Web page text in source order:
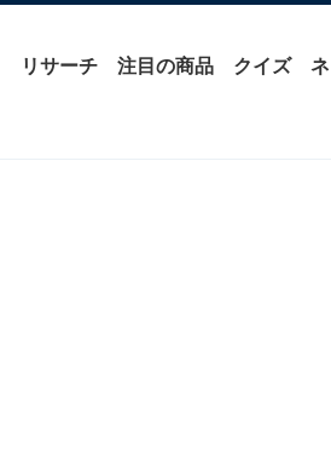
リサーチ 注目の商品 クイズ